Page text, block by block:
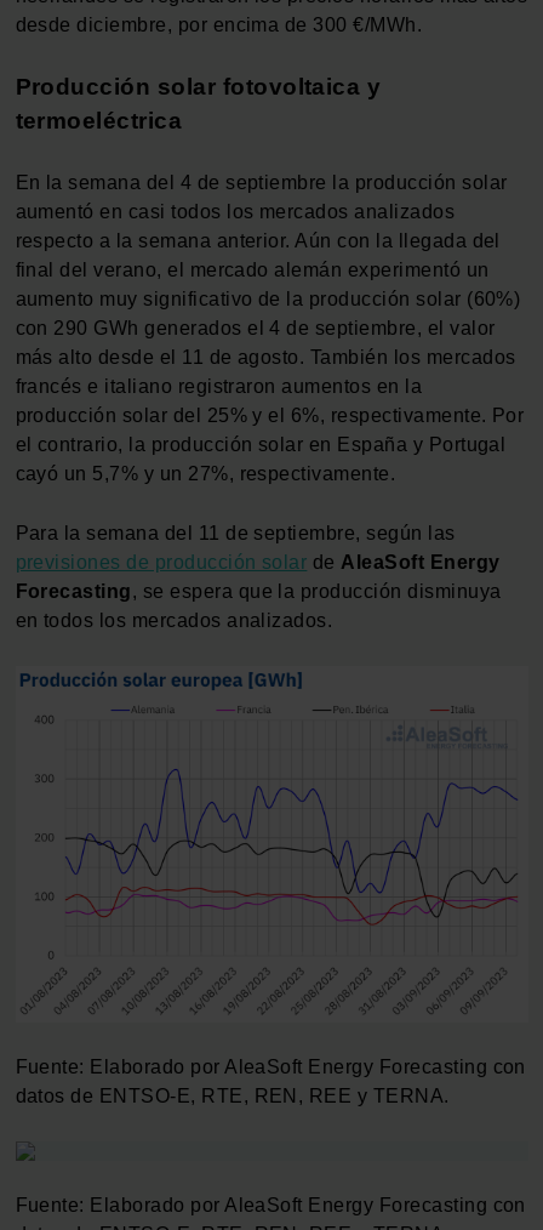
desde diciembre, por encima de 300 €/MWh.
Producción solar fotovoltaica y
termoeléctrica
En la semana del 4 de septiembre la producción solar
aumentó en casi todos los mercados analizados
respecto a la semana anterior. Aún con la llegada del
final del verano, el mercado alemán experimentó un
aumento muy significativo de la producción solar (60%)
con 290 GWh generados el 4 de septiembre, el valor
más alto desde el 11 de agosto. También los mercados
francés e italiano registraron aumentos en la
producción solar del 25% y el 6%, respectivamente. Por
el contrario, la producción solar en España y Portugal
cayó un 5,7% y un 27%, respectivamente.
Para la semana del 11 de septiembre, según las
previsiones de producción solar de AleaSoft Energy
Forecasting, se espera que la producción disminuya
en todos los mercados analizados.
Fuente: Elaborado por AleaSoft Energy Forecasting con
datos de ENTSO-E, RTE, REN, REE y TERNA.
Fuente: Elaborado por AleaSoft Energy Forecasting con